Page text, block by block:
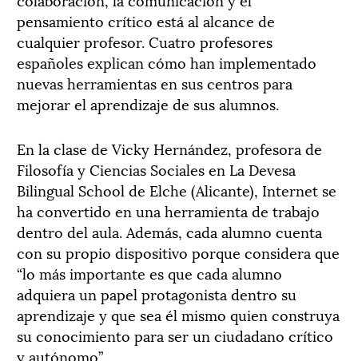
pensamiento crítico está al alcance de
cualquier profesor. Cuatro profesores
españoles explican cómo han implementado
nuevas herramientas en sus centros para
mejorar el aprendizaje de sus alumnos.
En la clase de Vicky Hernández, profesora de
Filosofía y Ciencias Sociales en La Devesa
Bilingual School de Elche (Alicante), Internet se
ha convertido en una herramienta de trabajo
dentro del aula. Además, cada alumno cuenta
con su propio dispositivo porque considera que
“lo más importante es que cada alumno
adquiera un papel protagonista dentro su
aprendizaje y que sea él mismo quien construya
su conocimiento para ser un ciudadano crítico
y autónomo”.